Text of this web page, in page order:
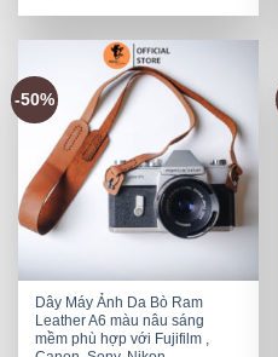
was: is:
-50%
Dây Máy Ảnh Da Bò Ram
Leather A6 màu nâu sáng
mềm phù hợp với Fujifilm ,